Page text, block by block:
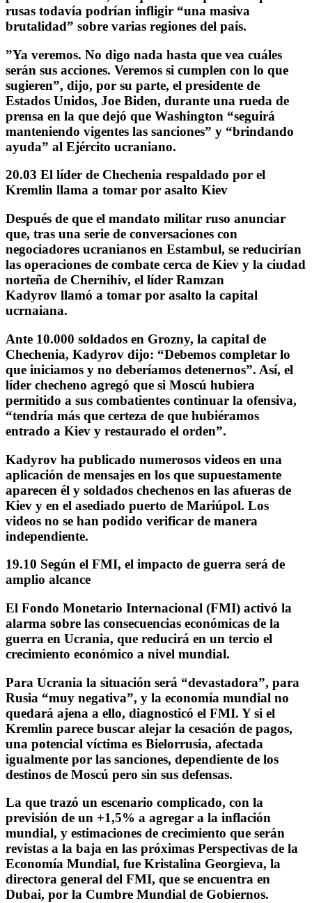
rusas todavía podrían infligir “una masiva
brutalidad” sobre varias regiones del país.
”Ya veremos. No digo nada hasta que vea cuáles
serán sus acciones. Veremos si cumplen con lo que
sugieren”, dijo, por su parte, el presidente de
Estados Unidos, Joe Biden, durante una rueda de
prensa en la que dejó que Washington “seguirá
manteniendo vigentes las sanciones” y “brindando
ayuda” al Ejército ucraniano.
20.03 El líder de Chechenia respaldado por el
Kremlin llama a tomar por asalto Kiev
Después de que el mandato militar ruso anunciar
que, tras una serie de conversaciones con
negociadores ucranianos en Estambul, se reducirían
las operaciones de combate cerca de Kiev y la ciudad
norteña de Chernihiv, el líder Ramzan
Kadyrov llamó a tomar por asalto la capital
ucrnaiana.
Ante 10.000 soldados en Grozny, la capital de
Chechenia, Kadyrov dijo: “Debemos completar lo
que iniciamos y no deberíamos detenernos”. Así, el
líder checheno agregó que si Moscú hubiera
permitido a sus combatientes continuar la ofensiva,
“tendría más que certeza de que hubiéramos
entrado a Kiev y restaurado el orden”.
Kadyrov ha publicado numerosos videos en una
aplicación de mensajes en los que supuestamente
aparecen él y soldados chechenos en las afueras de
Kiev y en el asediado puerto de Mariúpol. Los
videos no se han podido verificar de manera
independiente.
19.10 Según el FMI, el impacto de guerra será de
amplio alcance
El Fondo Monetario Internacional (FMI) activó la
alarma sobre las consecuencias económicas de la
guerra en Ucrania, que reducirá en un tercio el
crecimiento económico a nivel mundial.
Para Ucrania la situación será “devastadora”, para
Rusia “muy negativa”, y la economía mundial no
quedará ajena a ello, diagnosticó el FMI. Y si el
Kremlin parece buscar alejar la cesación de pagos,
una potencial víctima es Bielorrusia, afectada
igualmente por las sanciones, dependiente de los
destinos de Moscú pero sin sus defensas.
La que trazó un escenario complicado, con la
previsión de un +1,5% a agregar a la inflación
mundial, y estimaciones de crecimiento que serán
revistas a la baja en las próximas Perspectivas de la
Economía Mundial, fue Kristalina Georgieva, la
directora general del FMI, que se encuentra en
Dubai, por la Cumbre Mundial de Gobiernos.